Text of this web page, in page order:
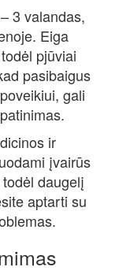
3 valandas,
Eiga
pjūviai
pasibaigus
gali
ir
įvairūs
daugelį
aptarti su